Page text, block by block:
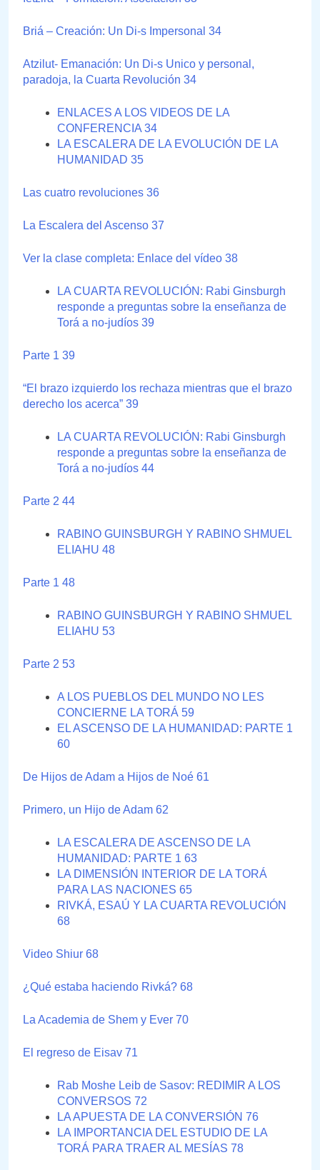
Briá – Creación: Un Di-s Impersonal 34
Atzilut- Emanación: Un Di-s Unico y personal,
paradoja, la Cuarta Revolución 34
ENLACES A LOS VIDEOS DE LA
CONFERENCIA 34
LA ESCALERA DE LA EVOLUCIÓN DE LA
HUMANIDAD 35
Las cuatro revoluciones 36
La Escalera del Ascenso 37
Ver la clase completa: Enlace del vídeo 38
LA CUARTA REVOLUCIÓN: Rabi Ginsburgh
responde a preguntas sobre la enseñanza de
Torá a no-judíos 39
Parte 1 39
“El brazo izquierdo los rechaza mientras que el brazo
derecho los acerca” 39
LA CUARTA REVOLUCIÓN: Rabi Ginsburgh
responde a preguntas sobre la enseñanza de
Torá a no-judíos 44
Parte 2 44
RABINO GUINSBURGH Y RABINO SHMUEL
ELIAHU 48
Parte 1 48
RABINO GUINSBURGH Y RABINO SHMUEL
ELIAHU 53
Parte 2 53
A LOS PUEBLOS DEL MUNDO NO LES
CONCIERNE LA TORÁ 59
EL ASCENSO DE LA HUMANIDAD: PARTE 1
60
De Hijos de Adam a Hijos de Noé 61
Primero, un Hijo de Adam 62
LA ESCALERA DE ASCENSO DE LA
HUMANIDAD: PARTE 1 63
LA DIMENSIÓN INTERIOR DE LA TORÁ
PARA LAS NACIONES 65
RIVKÁ, ESAÚ Y LA CUARTA REVOLUCIÓN
68
Video Shiur 68
¿Qué estaba haciendo Rivká? 68
La Academia de Shem y Ever 70
El regreso de Eisav 71
Rab Moshe Leib de Sasov: REDIMIR A LOS
CONVERSOS 72
LA APUESTA DE LA CONVERSIÓN 76
LA IMPORTANCIA DEL ESTUDIO DE LA
TORÁ PARA TRAER AL MESÍAS 78